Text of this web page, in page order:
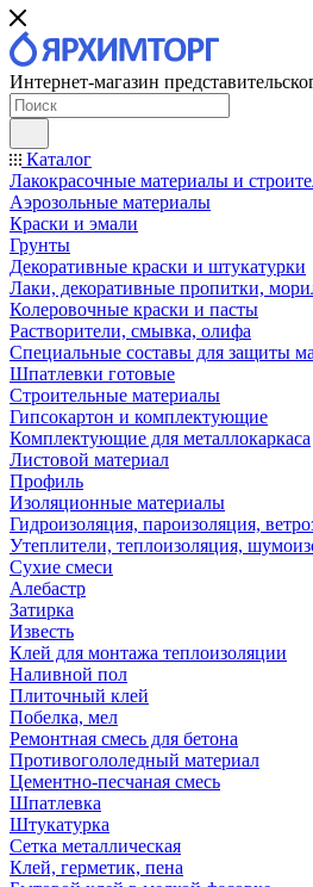
Интернет-магазин
Каталог
Лакокрасочные материалы и
Аэрозольные материалы
Краски и эмали
Грунты
Декоративные краски и штукатурки
Лаки, декоративные пропитки,
Колеровочные краски и пасты
Растворители, смывка, олифа
Специальные составы для защиты
Шпатлевки готовые
Строительные материалы
Гипсокартон и комплектующие
Комплектующие для металлокаркаса
Листовой материал
Профиль
Изоляционные материалы
Гидроизоляция, пароизоляция,
Утеплители, теплоизоляция,
Сухие смеси
Алебастр
Затирка
Известь
Клей для монтажа теплоизоляции
Наливной пол
Плиточный клей
Побелка, мел
Ремонтная смесь для бетона
Противогололедный материал
Цементно-песчаная смесь
Шпатлевка
Штукатурка
Сетка металлическая
Клей, герметик, пена